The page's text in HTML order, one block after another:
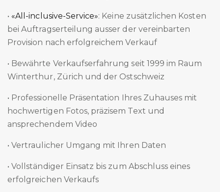
• «All-inclusive-Service»: Keine zusätzlichen Kosten
bei Auftragserteilung ausser der vereinbarten
Provision nach erfolgreichem Verkauf
• Bewährte Verkaufserfahrung seit 1999 im Raum
Winterthur, Zürich und der Ostschweiz
• Professionelle Präsentation Ihres Zuhauses mit
hochwertigen Fotos, präzisem Text und
ansprechendem Video
• Vertraulicher Umgang mit Ihren Daten
• Vollständiger Einsatz bis zum Abschluss eines
erfolgreichen Verkaufs